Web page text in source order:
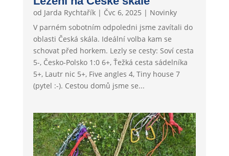
od Jarda Rychtařík| Čvc 6, 2025 | Novinky
V parném sobotním odpoledni jsme zavítali do
oblasti Česká skála. Ideální volba kam se
schovat před horkem. Lezly se cesty: Soví cesta
5-, Česko-Polsko 1:0 6+, Ťežká cesta sádelníka
5+, Lautr nic 5+, Five angles 4, Tiny house 7
(pytel :-). Cestou domů jsme se...